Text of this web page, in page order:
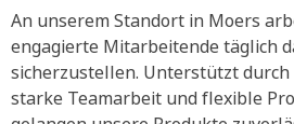
An unserem Standort in Moers
engagierte Mitarbeitende täglich
sicherzustellen. Unterstützt durch
starke Teamarbeit und flexible